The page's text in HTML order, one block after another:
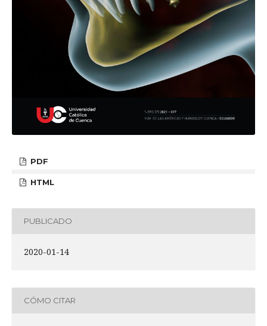
PDF
HTML
PUBLICADO
2020-01-14
CÓMO CITAR